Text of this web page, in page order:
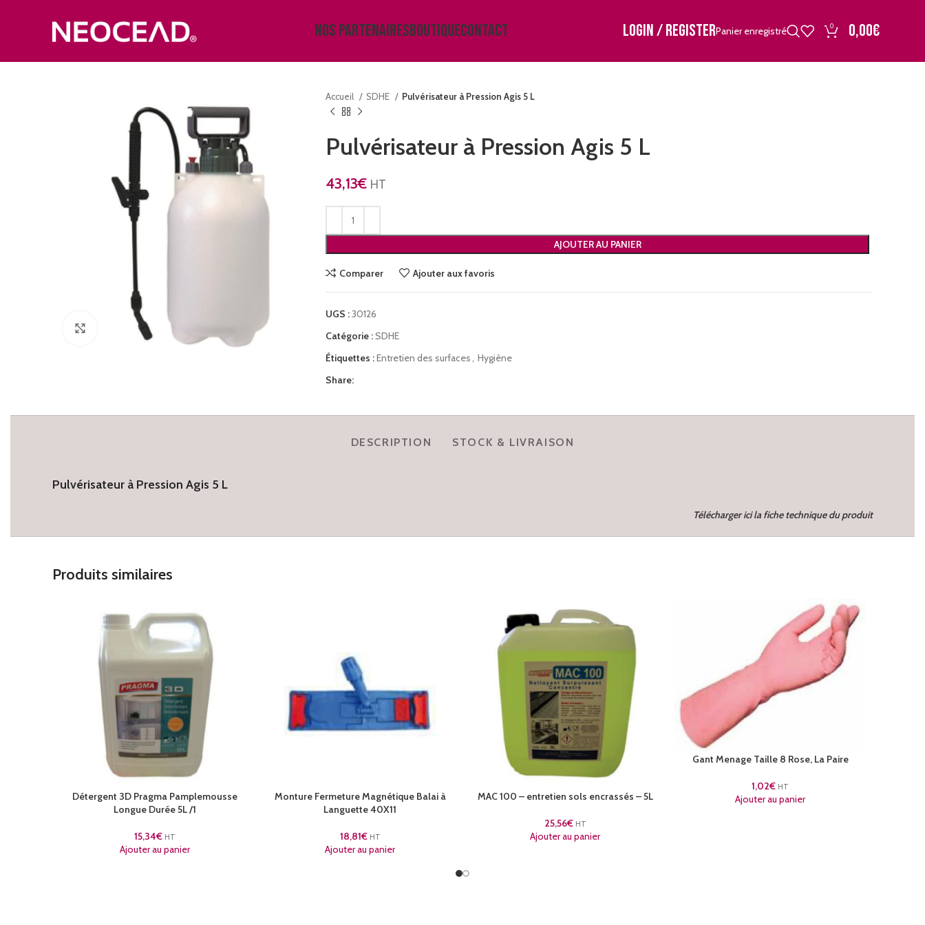
NOS PARTENAIRESBOUTIQUECONTACT LOGIN / REGISTERPanier enregistré 0 0,00€
Click to enlarge
Accueil SDHE Pulvérisateur à Pression Agis 5 L
Pulvérisateur à Pression Agis 5 L
43,13€ HT
AJOUTER AU PANIER
Comparer Ajouter aux favoris
UGS :30126
Catégorie :SDHE
Étiquettes :Entretien des surfaces, Hygiène
Share:
DESCRIPTION STOCK & LIVRAISON
Pulvérisateur à Pression Agis 5 L
Télécharger ici la fiche technique du produit
Produits similaires
Détergent 3D Pragma Pamplemousse
Longue Durée 5L /1
15,34€ HT
Ajouter au panier
Monture Fermeture Magnétique Balai à
Languette 40X11
18,81€ HT
Ajouter au panier
MAC 100 – entretien sols encrassés – 5L
25,56€ HT
Ajouter au panier
Gant Menage Taille 8 Rose, La Paire
1,02€ HT
Ajouter au panier